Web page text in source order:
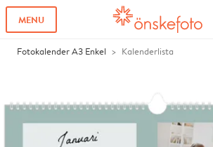
MENU
Fotokalender A3 Enkel Kalenderlista